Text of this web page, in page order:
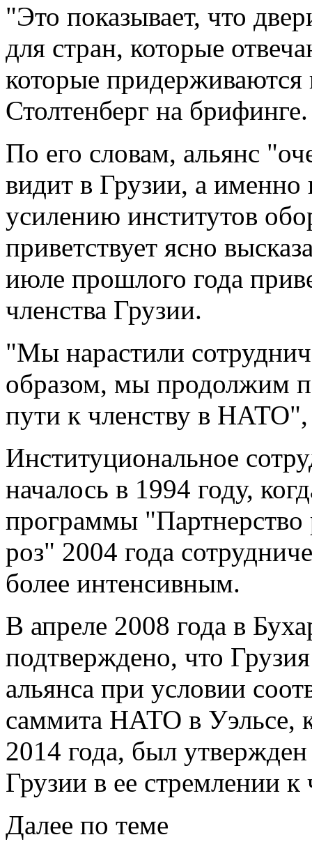
"Это показывает, что
для стран, которые
которые
Столтенберг на брифинге.
По его словам, альянс
видит в Грузии, а
усилению институтов
приветствует ясно
июле прошлого года
членства Грузии.
"Мы нарастили
образом, мы продолжим
пути к членству в НАТО",
Институциональное
началось в 1994 году,
программы
роз" 2004 года
более интенсивным.
В апреле 2008 года в
подтверждено, что
альянса при условии
саммита НАТО в Уэльсе,
2014 года, был
Грузии в ее стремлении к
Далее по теме